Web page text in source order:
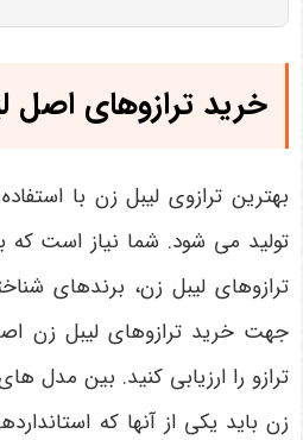
خرید ترازوهای اصل
بهترین ترازوی لیبل زن با
تولید می شود. شما نیاز است که
ترازوهای لیبل زن، برندهای
جهت خرید ترازوهای لیبل زن
ترازو را ارزیابی کنید. بین مدل
زن باید یکی از آنها که